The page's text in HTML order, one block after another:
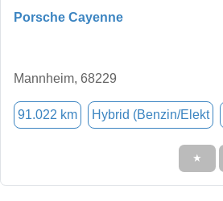
Porsche Cayenne
Mannheim, 68229
91.022 km Hybrid (Benzin/Elekt
★